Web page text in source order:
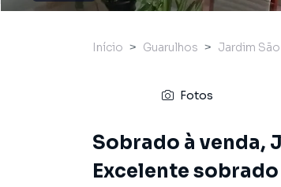
Início Guarulhos Jardim
Fotos
Sobrado à venda,
Excelente sobrado